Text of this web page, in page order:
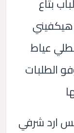
عياط
الطلبات
ارد شرفي